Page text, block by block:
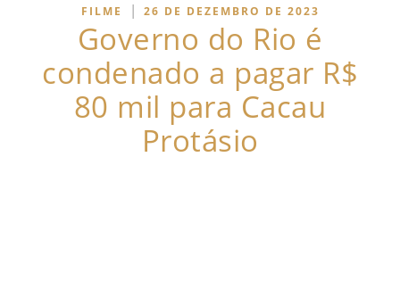
FILME | 26 DE DEZEMBRO DE 2023
Governo do Rio é
condenado a pagar R$
80 mil para Cacau
Protásio